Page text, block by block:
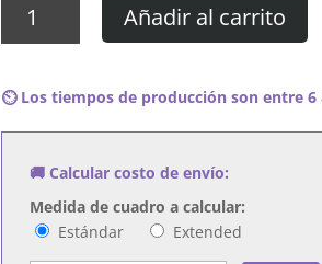
Foster
-
Paradise
Mind
cantidad
Añadir al carrito
⏲️ Los tiempos de producción son entre 6
🚚 Calcular costo de envío:
Medida de cuadro a calcular:
Estándar
Extended